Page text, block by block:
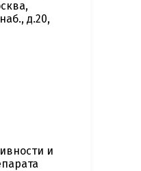
д.20,
и